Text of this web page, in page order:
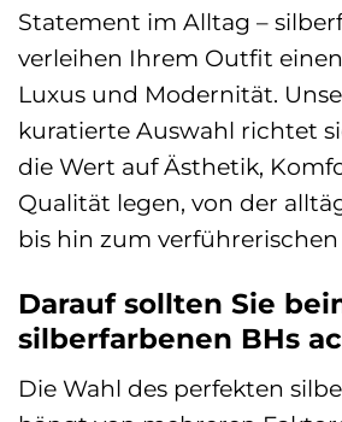
Statement im Alltag –
verleihen Ihrem Outfit
Luxus und Modernität.
kuratierte Auswahl richtet
die Wert auf Ästhetik,
Qualität legen, von der
bis hin zum verführerischen
Darauf sollten Sie
silberfarbenen BHs
Die Wahl des perfekten